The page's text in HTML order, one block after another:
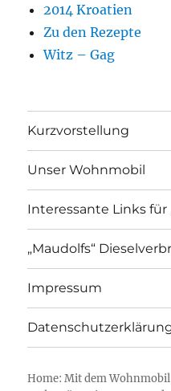
2014 Kroatien
Zu den Rezepte
Witz – Gag
Kurzvorstellung
Unser Wohnmobil
Interessante Links für
„Maudolfs“
Impressum
Home: Mit dem